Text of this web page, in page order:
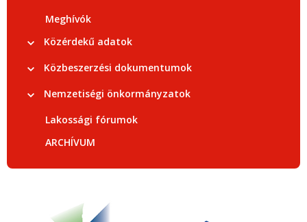
Meghívók
Közérdekű adatok
Közbeszerzési dokumentumok
Nemzetiségi önkormányzatok
Lakossági fórumok
ARCHÍVUM